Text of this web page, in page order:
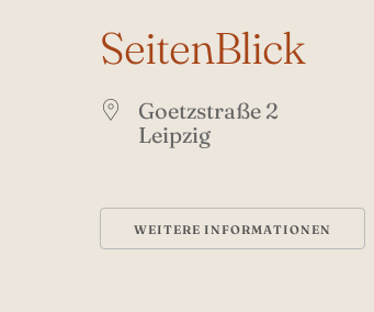
SeitenBlick
Goetzstraße 2
Leipzig
WEITERE INFORMATIONEN